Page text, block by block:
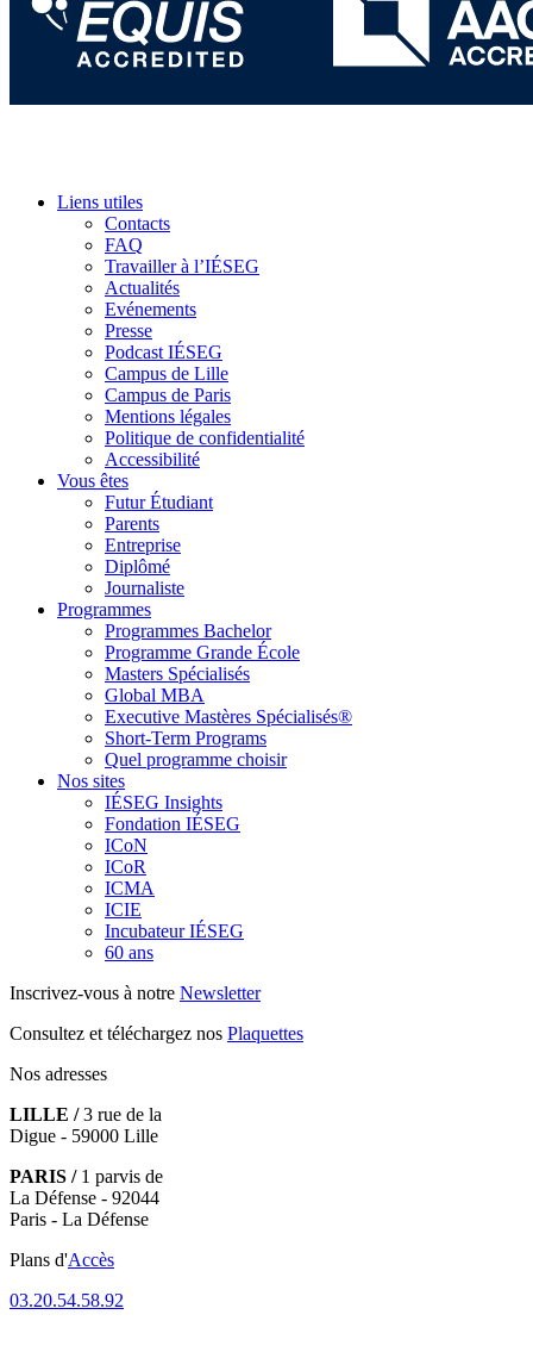
Liens utiles
Contacts
FAQ
Travailler à l’IÉSEG
Actualités
Evénements
Presse
Podcast IÉSEG
Campus de Lille
Campus de Paris
Mentions légales
Politique de confidentialité
Accessibilité
Vous êtes
Futur Étudiant
Parents
Entreprise
Diplômé
Journaliste
Programmes
Programmes Bachelor
Programme Grande École
Masters Spécialisés
Global MBA
Executive Mastères Spécialisés®
Short-Term Programs
Quel programme choisir
Nos sites
IÉSEG Insights
Fondation IÉSEG
ICoN
ICoR
ICMA
ICIE
Incubateur IÉSEG
60 ans
Inscrivez-vous à notre Newsletter
Consultez et téléchargez nos Plaquettes
Nos adresses
LILLE /3 rue de la
Digue - 59000 Lille
PARIS /1 parvis de
La Défense - 92044
Paris - La Défense
Plans d'Accès
03.20.54.58.92